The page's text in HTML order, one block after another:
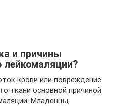
и причины
лейкомаляции?
крови или повреждение
ткани основной причиной
Младенцы,